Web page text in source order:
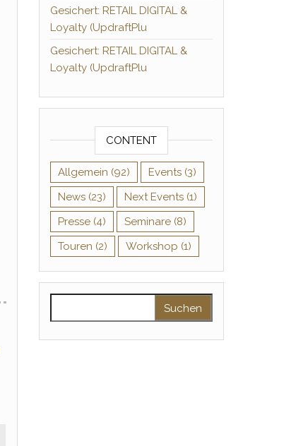
Gesichert: RETAIL DIGITAL &
Loyalty (UpdraftPlu
Gesichert: RETAIL DIGITAL &
Loyalty (UpdraftPlu
CONTENT
Allgemein (92) Events(3)
News(23) Next Events(1)
Presse(4) Seminare(8)
Touren (2) Workshop (1)